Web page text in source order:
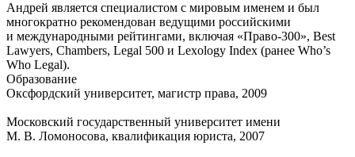
Андрей является специалистом с мировым именем и был
многократно рекомендован ведущими российскими
и международными рейтингами, включая «Право-300», Best
Lawyers, Chambers, Legal 500 и Lexology Index (ранее Who’s
Who Legal).
Образование
Оксфордский университет, магистр права, 2009
Московский государственный университет имени
М. В. Ломоносова, квалификация юриста, 2007